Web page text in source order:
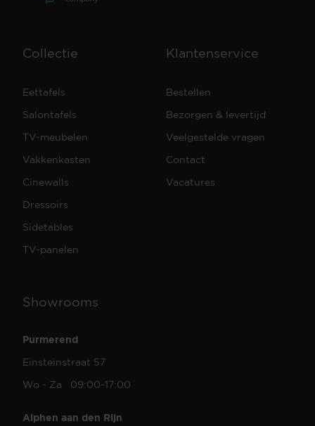
Collectie
Eettafels
Salontafels
TV-meubelen
Vakkenkasten
Cinewalls
Dressoirs
Sidetables
TV-panelen
Klantenservice
Bestellen
Bezorgen & levertijd
Veelgestelde vragen
Contact
Vacatures
Showrooms
Purmerend
Einsteinstraat 57
Wo - Za 09:00-17:00
Alphen aan den Rijn